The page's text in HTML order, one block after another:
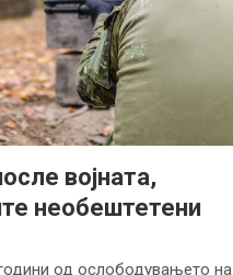
војната,
необештетени
од ослободувањето на